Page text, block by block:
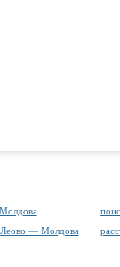
Леово — Молдова